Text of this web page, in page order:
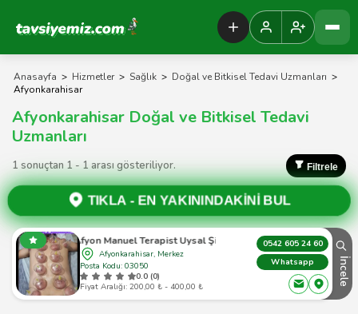
Tavsiyemiz Anasayfa
Anasayfa > Hizmetler > Sağlık > Doğal ve Bitkisel Tedavi Uzmanları >
Afyonkarahisar
Afyonkarahisar Doğal ve Bitkisel Tedavi
Uzmanları
1 sonuçtan 1 - 1 arası gösteriliyor. Filtrele
TIKLA -EN YAKININDAKİNİ BUL
Afyon Manuel Terapist Uysal Şifa
Afyonkarahisar, Merkez
Posta Kodu: 03050
0.0 (0)
Fiyat Aralığı: 200,00 ₺ - 400,00 ₺
0542 605 24 60
Whatsapp
İncele